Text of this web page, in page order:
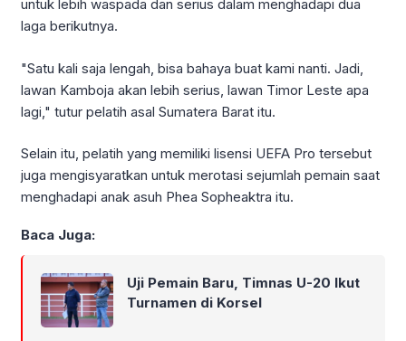
untuk lebih waspada dan serius dalam menghadapi dua
laga berikutnya.
"Satu kali saja lengah, bisa bahaya buat kami nanti. Jadi,
lawan Kamboja akan lebih serius, lawan Timor Leste apa
lagi," tutur pelatih asal Sumatera Barat itu.
Selain itu, pelatih yang memiliki lisensi UEFA Pro tersebut
juga mengisyaratkan untuk merotasi sejumlah pemain saat
menghadapi anak asuh Phea Sopheaktra itu.
Baca Juga:
Uji Pemain Baru, Timnas U-20 Ikut
Turnamen di Korsel